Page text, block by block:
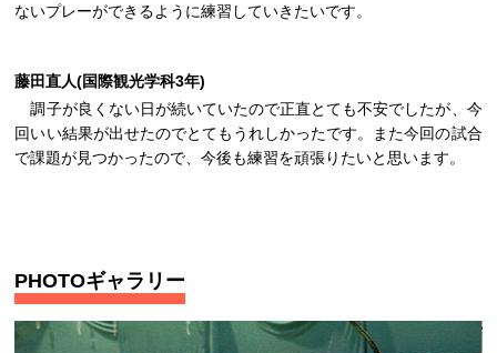
ないプレーができるように練習していきたいです。
藤田直人(国際観光学科3年)
調子が良くない日が続いていたので正直とても不安でしたが、今
回いい結果が出せたのでとてもうれしかったです。また今回の試合
で課題が見つかったので、今後も練習を頑張りたいと思います。
PHOTOギャラリー